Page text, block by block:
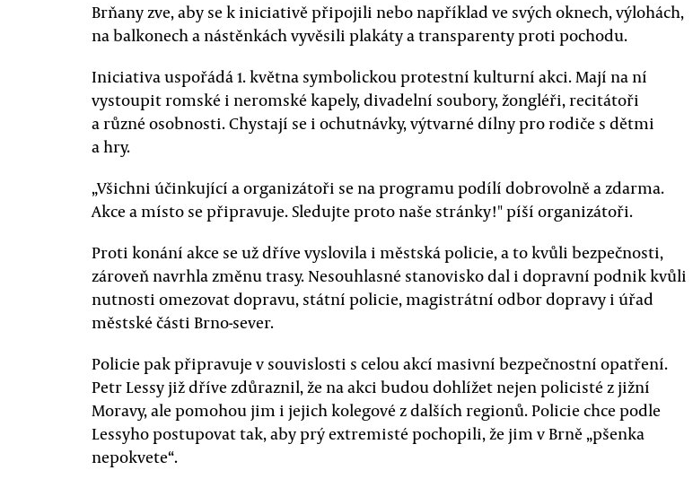
Brňany zve, aby se k iniciativě připojili nebo například ve svých oknech, výlohách,
na balkonech a nástěnkách vyvěsili plakáty a transparenty proti pochodu.
Iniciativa uspořádá 1. května symbolickou protestní kulturní akci. Mají na ní
vystoupit romské i neromské kapely, divadelní soubory, žongléři, recitátoři
a různé osobnosti. Chystají se i ochutnávky, výtvarné dílny pro rodiče s dětmi
a hry.
„Všichni účinkující a organizátoři se na programu podílí dobrovolně a zdarma.
Akce a místo se připravuje. Sledujte proto naše stránky!" píší organizátoři.
Proti konání akce se už dříve vyslovila i městská policie, a to kvůli bezpečnosti,
zároveň navrhla změnu trasy. Nesouhlasné stanovisko dal i dopravní podnik kvůli
nutnosti omezovat dopravu, státní policie, magistrátní odbor dopravy i úřad
městské části Brno-sever.
Policie pak připravuje v souvislosti s celou akcí masivní bezpečnostní opatření.
Petr Lessy již dříve zdůraznil, že na akci budou dohlížet nejen policisté z jižní
Moravy, ale pomohou jim i jejich kolegové z dalších regionů. Policie chce podle
Lessyho postupovat tak, aby prý extremisté pochopili, že jim v Brně „pšenka
nepokvete“.